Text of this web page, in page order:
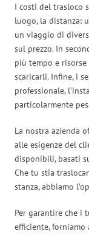
I costi del trasloco
luogo, la distanza:
un viaggio di
sul prezzo. In
più tempo e
scaricarli. Infine, i
professionale,
particolarmente
La nostra azienda
alle esigenze del
disponibili, basati
Che tu stia
stanza, abbiamo
Per garantire che i
efficiente,